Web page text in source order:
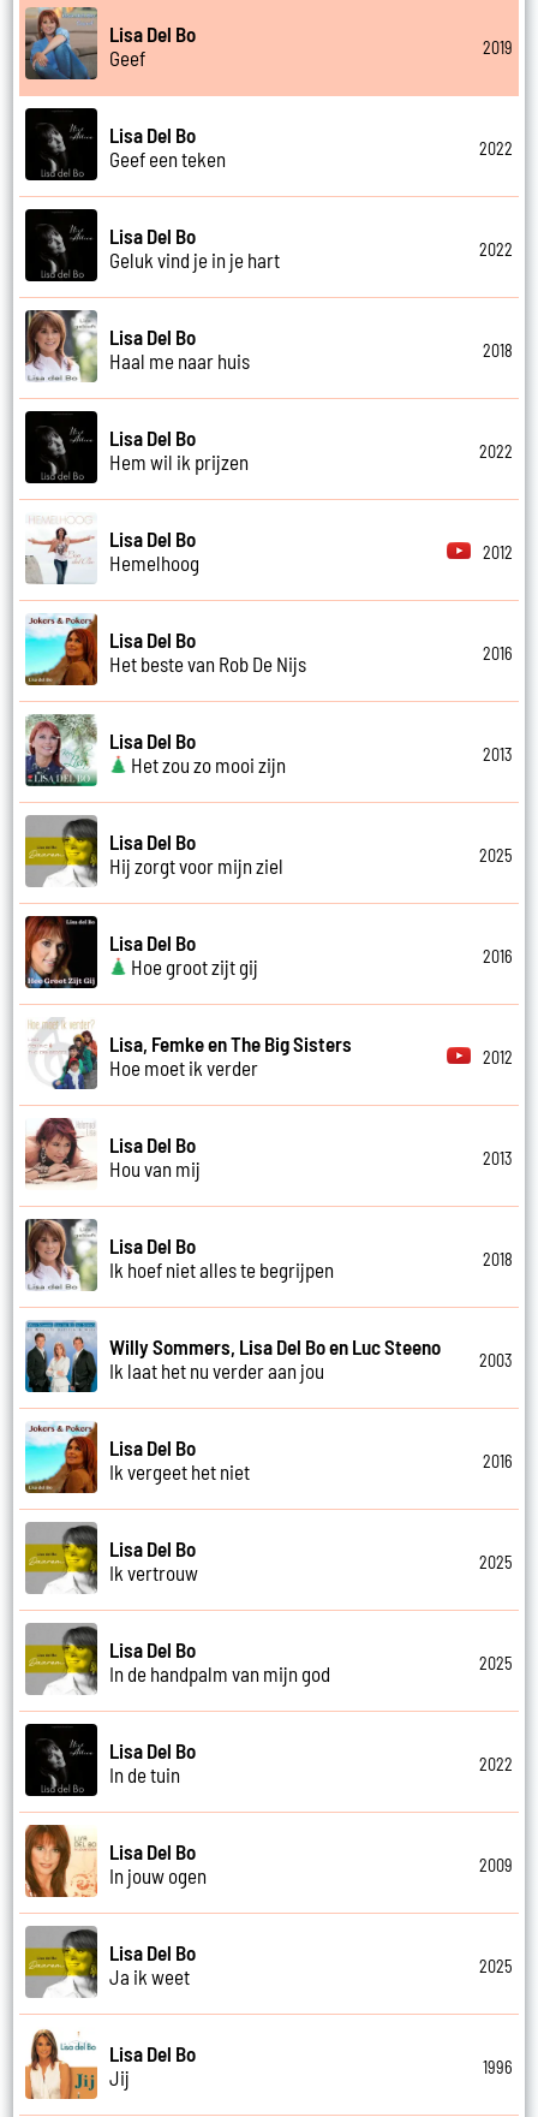
Lisa Del Bo
Geef
2019
Lisa Del Bo
Geef een teken
2022
Lisa Del Bo
Geluk vind je in je hart
2022
Lisa Del Bo
Haal me naar huis
2018
Lisa Del Bo
Hem wil ik prijzen
2022
Lisa Del Bo
Hemelhoog
2012
Lisa Del Bo
Het beste van Rob De Nijs
2016
Lisa Del Bo
Het zou zo mooi zijn
2013
Lisa Del Bo
Hij zorgt voor mijn ziel
2025
Lisa Del Bo
Hoe groot zijt gij
2016
Lisa, Femke en The Big Sisters
Hoe moet ik verder
2012
Lisa Del Bo
Hou van mij
2013
Lisa Del Bo
Ik hoef niet alles te begrijpen
2018
Willy Sommers, Lisa Del Bo en Luc Steeno
Ik laat het nu verder aan jou
2003
Lisa Del Bo
Ik vergeet het niet
2016
Lisa Del Bo
Ik vertrouw
2025
Lisa Del Bo
In de handpalm van mijn god
2025
Lisa Del Bo
In de tuin
2022
Lisa Del Bo
In jouw ogen
2009
Lisa Del Bo
Ja ik weet
2025
Lisa Del Bo
Jij
1996